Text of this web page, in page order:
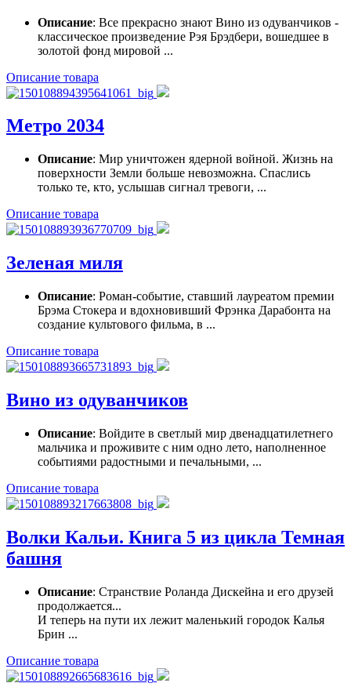
Описание: Все прекрасно знают Вино из одуванчиков -
классическое произведение Рэя Брэдбери, вошедшее в
золотой фонд мировой ...
Описание товара
Метро 2034
Описание: Мир уничтожен ядерной войной. Жизнь на
поверхности Земли больше невозможна. Спаслись
только те, кто, услышав сигнал тревоги, ...
Описание товара
Зеленая миля
Описание: Роман-событие, ставший лауреатом премии
Брэма Стокера и вдохновивший Фрэнка Дарабонта на
создание культового фильма, в ...
Описание товара
Вино из одуванчиков
Описание: Войдите в светлый мир двенадцатилетнего
мальчика и проживите с ним одно лето, наполненное
событиями радостными и печальными, ...
Описание товара
Волки Кальи. Книга 5 из цикла Темная
башня
Описание: Странствие Роланда Дискейна и его друзей
продолжается...
И теперь на пути их лежит маленький городок Калья
Брин ...
Описание товара